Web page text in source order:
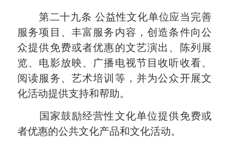
第二十九条 公益性文化单位应当完善
服务项目、丰富服务内容，创造条件向公
众提供免费或者优惠的文艺演出、陈列展
览、电影放映、广播电视节目收听收看、
阅读服务、艺术培训等，并为公众开展文
化活动提供支持和帮助。
国家鼓励经营性文化单位提供免费或
者优惠的公共文化产品和文化活动。